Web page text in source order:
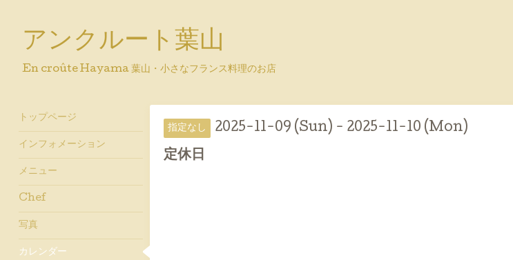
アンクルート葉山
En croûte Hayama 葉山・小さなフランス料理のお店
指定なし 2025-11-09 (Sun) - 2025-11-10 (Mon)
定休日
トップページ
インフォメーション
メニュー
Chef
写真
カレンダー